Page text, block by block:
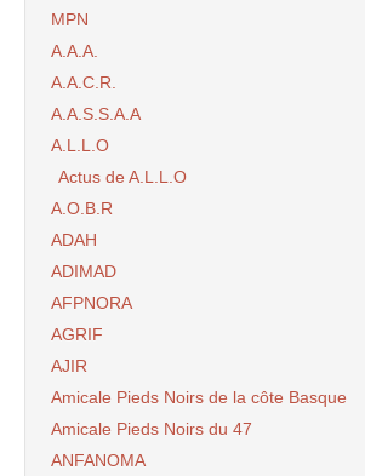
MPN
A.A.A.
A.A.C.R.
A.A.S.S.A.A
A.L.L.O
Actus de A.L.L.O
A.O.B.R
ADAH
ADIMAD
AFPNORA
AGRIF
AJIR
Amicale Pieds Noirs de la côte Basque
Amicale Pieds Noirs du 47
ANFANOMA